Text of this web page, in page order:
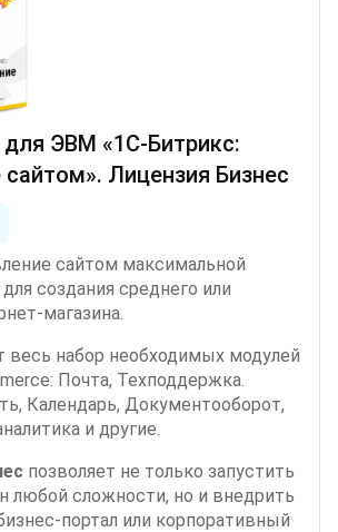
ЭВМ «1С-Битрикс:
сайтом». Лицензия Бизнес
сайтом максимальной
создания среднего или
магазина.
набор необходимых модулей
Почта, Техподдержка.
Календарь, Документооборот,
и другие.
позволяет не только запустить
любой сложности, но и внедрить
портал или корпоративный